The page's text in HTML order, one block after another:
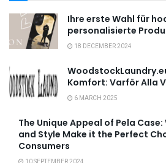
Ihre erste Wahl für
personalisierte
18 DECEMBER 2024
Komfort: Varför Alla
6 MARCH 2025
The Unique Appeal of Pela
and Style Make it the Perfect
Consumers